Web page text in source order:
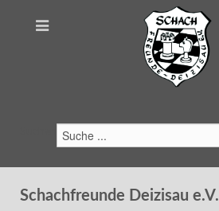
Schachfreunde Deizisau e.V.